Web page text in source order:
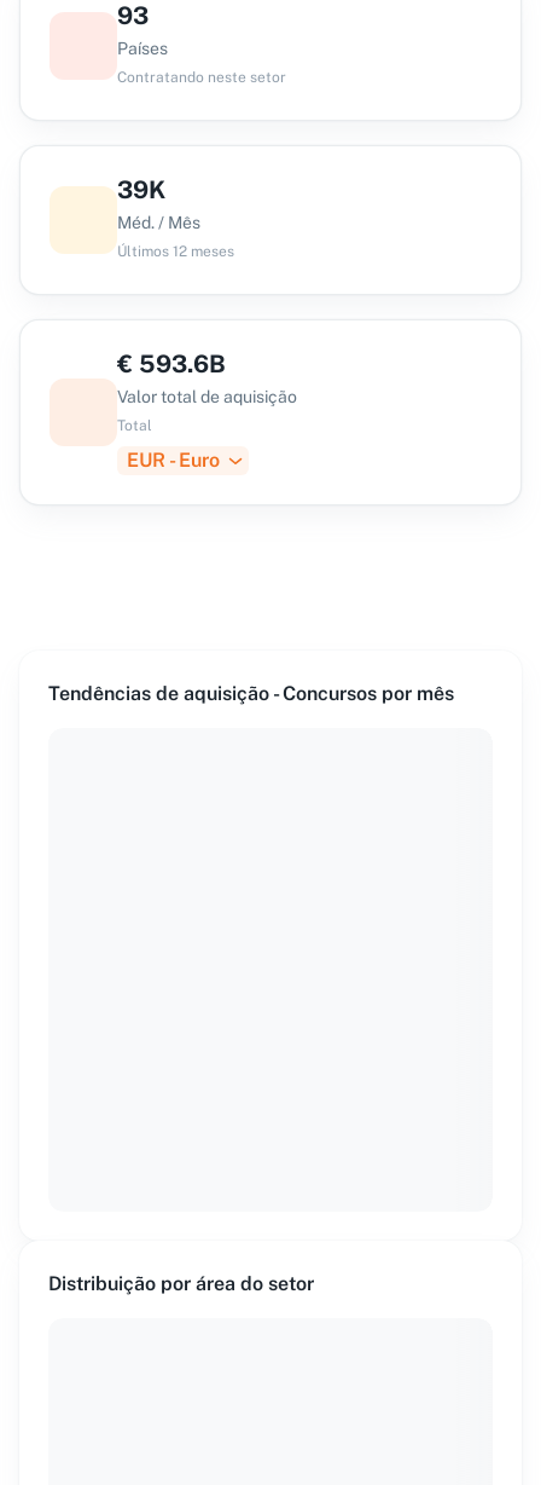
93
Países
Contratando neste setor
39K
Méd. / Mês
Últimos 12 meses
€ 593.6B
Valor total de aquisição
Total
EUR - Euro
Tendências de aquisição - Concursos por mês
Distribuição por área do setor